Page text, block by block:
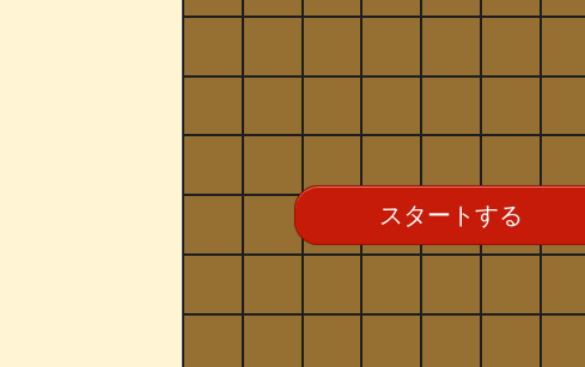
スタートする